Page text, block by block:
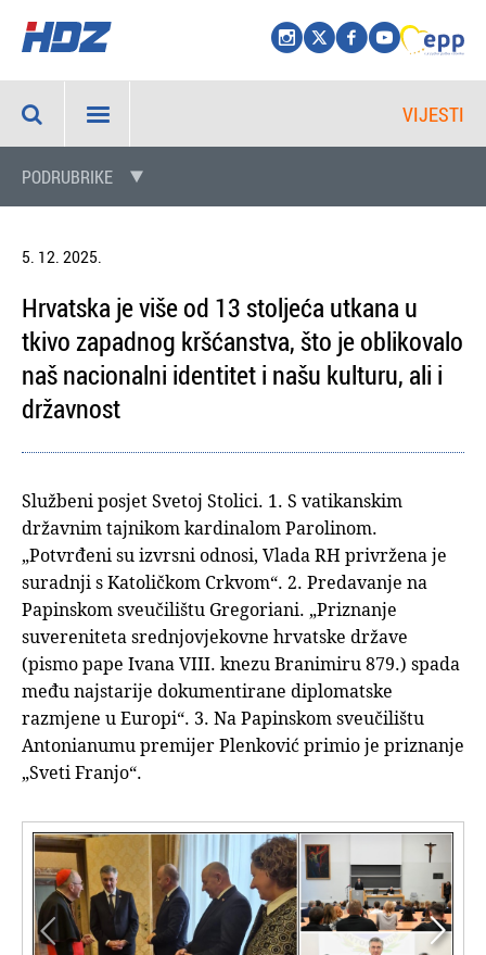
VIJESTI
PODRUBRIKE
5. 12. 2025.
Hrvatska je više od 13 stoljeća utkana u
tkivo zapadnog kršćanstva, što je oblikovalo
naš nacionalni identitet i našu kulturu, ali i
državnost
Službeni posjet Svetoj Stolici. 1. S vatikanskim
državnim tajnikom kardinalom Parolinom.
„Potvrđeni su izvrsni odnosi, Vlada RH privržena je
suradnji s Katoličkom Crkvom“. 2. Predavanje na
Papinskom sveučilištu Gregoriani. „Priznanje
suvereniteta srednjovjekovne hrvatske države
(pismo pape Ivana VIII. knezu Branimiru 879.) spada
među najstarije dokumentirane diplomatske
razmjene u Europi“. 3. Na Papinskom sveučilištu
Antonianumu premijer Plenković primio je priznanje
„Sveti Franjo“.

